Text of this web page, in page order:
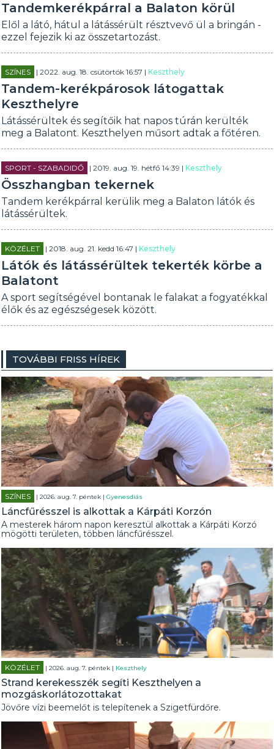
Tandemkerékpárral a Balaton körül
Elől a látó, hátul a látássérült résztvevő ül a bringán -
ezzel fejezik ki az összetartozást.
SZÍNES | 2022. aug. 18. csütörtök 16:57 |Keszthely
Tandem-kerékpárosok látogattak
Keszthelyre
Látássérültek és segítőik hat napos túrán kerülték
meg a Balatont. Keszthelyen műsort adtak a főtéren.
SPORT - SZABADIDŐ | 2019. aug. 19. hétfő 14:39 |Keszthely
Összhangban tekernek
Tandem kerékpárral kerülik meg a Balaton látók és
látássérültek.
KÖZÉLET | 2018. aug. 21. kedd 16:47 |Keszthely
Látók és látássérültek tekerték körbe a
Balatont
A sport segítségével bontanak le falakat a fogyatékkal
élők és az egészségesek között.
TOVÁBBI FRISS HÍREK
SZÍNES | 2026. aug. 7. péntek |Gyenesdiás
Láncfűrésszel is alkottak a Kárpáti Korzón
A mesterek három napon keresztül alkottak a Kárpáti Korzó
mögötti területen, többen láncfűrésszel.
KÖZÉLET | 2026. aug. 7. péntek | Keszthely
Strand kerekesszék segíti Keszthelyen a
mozgáskorlátozottakat
Jövőre vízi beemelőt is telepítenek a Szigetfürdőre.